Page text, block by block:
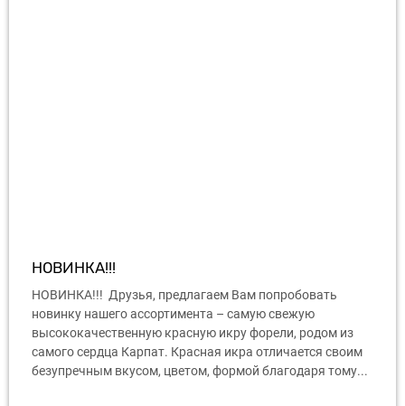
НОВИНКА!!!
НОВИНКА!!! Друзья, предлагаем Вам попробовать
новинку нашего ассортимента – самую свежую
высококачественную красную икру форели, родом из
самого сердца Карпат. Красная икра отличается своим
безупречным вкусом, цветом, формой благодаря тому...